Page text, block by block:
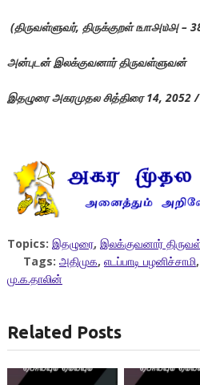
(திருவள்ளுவர், திருக்குறள் ௩௱௮௰௮ –
அன்புடன் இலக்குவனார் திருவள்ளுவன்
இதழுரை அகரமுதல சித்திரை 14, 2052
Topics: இதழுரை, இலக்குவனார்
Tags: அதிமுக, எடப்பாடி பழனிச்சாமி,
மு.க.தாலின்
Related Posts